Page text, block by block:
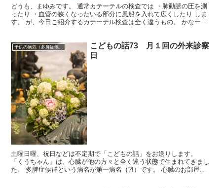
どうも、まゆみです。 通常カテーテルの検査では ・肺動脈の圧を測
ったり ・血管の狭くなったいる部分に風船を入れて広くしたり しま
す。 が、今日ご紹介するカテーテル検査は全く違うもの。 かなーり
子供の病気（多脾症候群）
こどもの話73 月１回の外来診察
日
土曜日曜、祝日などは不定期で「こどもの話」をお送りします。
「くうちゃん」は、心臓が他の方々と全く違う状態で生まれてきまし
た。 多脾症候群という病名が第一病名（?!）です。 心臓のお部屋が4